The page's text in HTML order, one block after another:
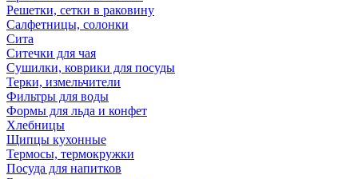
Решетки, сетки в раковину
Салфетницы, солонки
Сита
Ситечки для чая
Сушилки, коврики для посуды
Терки, измельчители
Фильтры для воды
Формы для льда и конфет
Хлебницы
Щипцы кухонные
Термосы, термокружки
Посуда для напитков